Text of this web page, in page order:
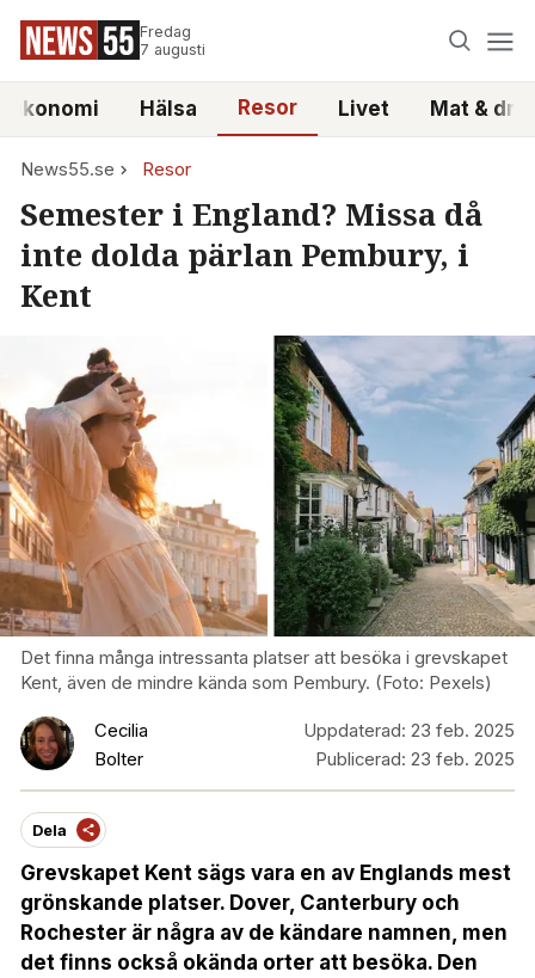
Fredag
7 augusti
Hälsa Resor Livet Mat &
News55.se Resor
Semester i England? Missa då
inte dolda pärlan Pembury, i
Kent
Det finna många intressanta platser att besöka i grevskapet
Kent, även de mindre kända som Pembury. (Foto: Pexels)
Cecilia
Bolter
Uppdaterad: 23 feb. 2025
Publicerad: 23 feb. 2025
Dela
Grevskapet Kent sägs vara en av Englands mest
grönskande platser. Dover, Canterbury och
Rochester är några av de kändare namnen, men
det finns också okända orter att besöka. Den